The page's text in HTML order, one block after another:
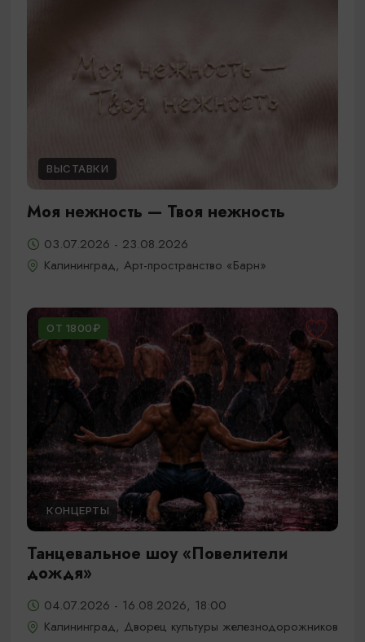
ВЫСТАВКИ
Моя нежность — Твоя нежность
03.07.2026 - 23.08.2026
Калининград, Арт-пространство «Барн»
ОТ 1800₽
КОНЦЕРТЫ
Танцевальное шоу «Повелители
дождя»
04.07.2026 - 16.08.2026, 18:00
Калининград, Дворец культуры железнодорожников